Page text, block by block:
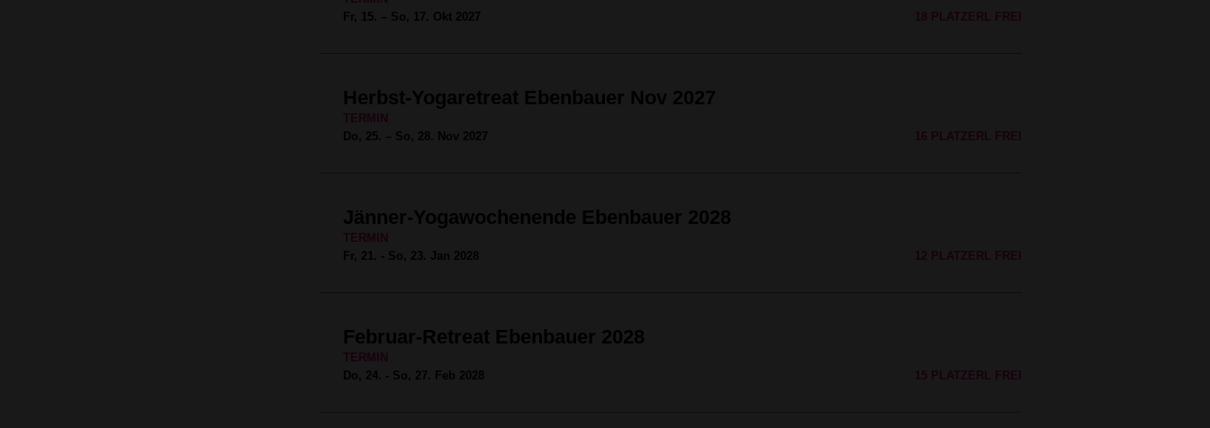
Fr, 15. – So, 17. Okt 2027
18 PLATZERL FREI
Herbst-Yogaretreat Ebenbauer Nov 2027
TERMIN
Do, 25. – So, 28. Nov 2027
16 PLATZERL FREI
Jänner-Yogawochenende Ebenbauer 2028
TERMIN
Fr, 21. - So, 23. Jan 2028
12 PLATZERL FREI
Februar-Retreat Ebenbauer 2028
TERMIN
Do, 24. - So, 27. Feb 2028
15 PLATZERL FREI